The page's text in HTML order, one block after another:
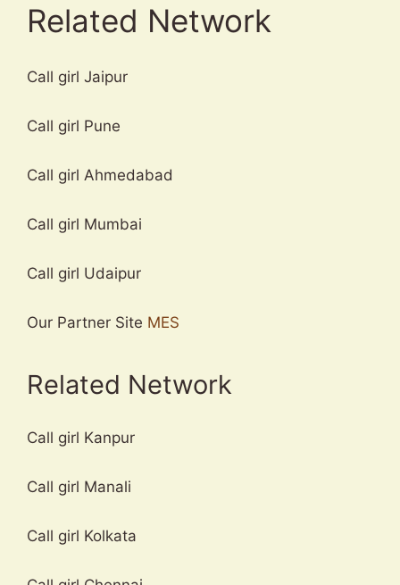
Related Network
Call girl Jaipur
Call girl Pune
Call girl Ahmedabad
Call girl Mumbai
Call girl Udaipur
Our Partner Site MES
Related Network
Call girl Kanpur
Call girl Manali
Call girl Kolkata